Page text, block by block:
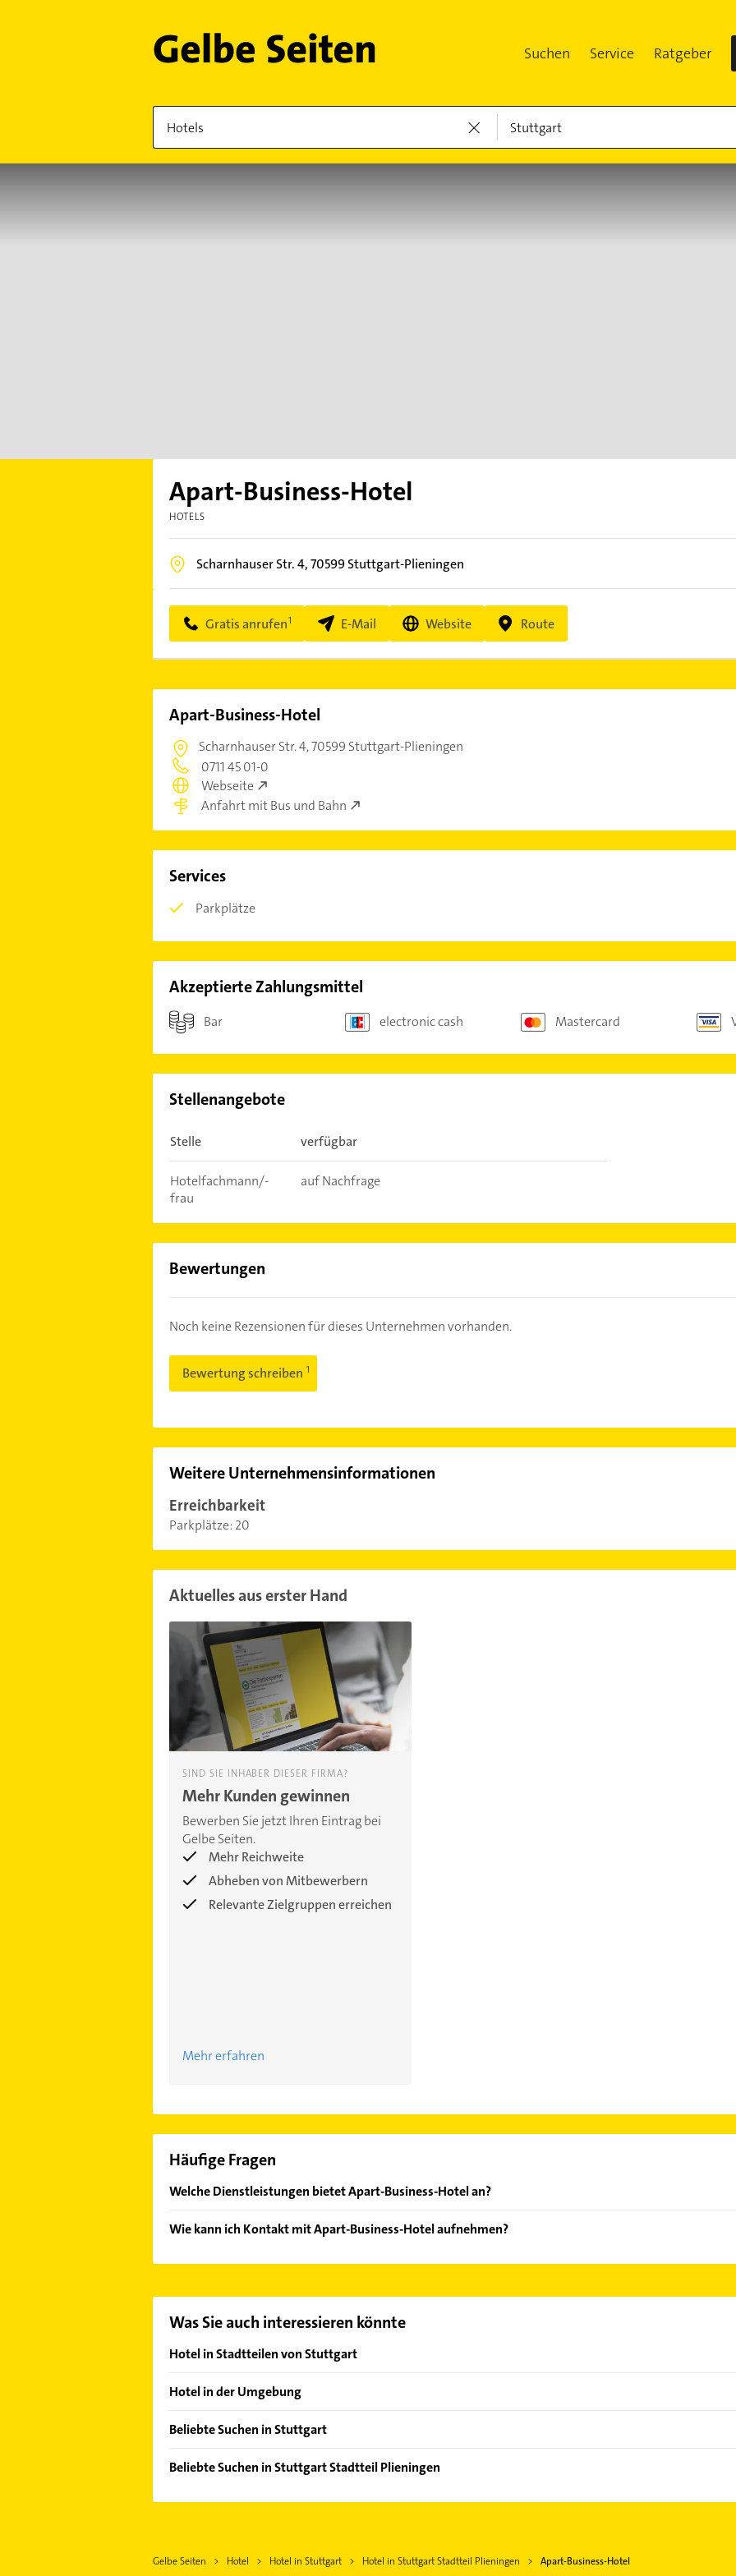
Suchen Service Ratgeber
Apart-Business-Hotel
HOTELS
Scharnhauser Str. 4,70599Stuttgart-Plieningen
Gratis anrufen E-Mail Website Route
Apart-Business-Hotel
Scharnhauser Str. 4,70599 Stuttgart-Plieningen
0711 45 01-0
Webseite
Anfahrt mit Bus und Bahn
Services
Parkplätze
Akzeptierte Zahlungsmittel
Bar electronic cash Mastercard
Stellenangebote
Stelle verfügbar
Hotelfachmann/-
frau
auf Nachfrage
Bewertungen
Noch keine Rezensionen für dieses Unternehmen vorhanden.
Bewertung schreiben
Weitere Unternehmensinformationen
Erreichbarkeit
Parkplätze: 20
Aktuelles aus erster Hand
SIND SIE INHABER DIESER FIRMA?
Mehr Kunden gewinnen
Bewerben Sie jetzt Ihren Eintrag bei
Gelbe Seiten.
Mehr Reichweite
Abheben von Mitbewerbern
Relevante Zielgruppen erreichen
Mehr erfahren
Häufige Fragen
Welche Dienstleistungen bietet Apart-Business-Hotel an?
Wie kann ich Kontakt mit Apart-Business-Hotel aufnehmen?
Was Sie auch interessieren könnte
Hotel in Stadtteilen von Stuttgart
Bad Cannstatt
Feuerbach
Möhringen
Mitte
Süd
Hotel in der Umgebung
Filderstadt
Ostfildern
Schönaich Württemberg
Beliebte Suchen in Stuttgart
Elektroinstallation
Elektro Reparatur
Beliebte Suchen in Stuttgart Stadtteil Plieningen
Steuerberater
Gelbe Seiten Hotel Hotel in Stuttgart Hotel in Stuttgart Stadtteil Plieningen
Apart-Business-Hotel